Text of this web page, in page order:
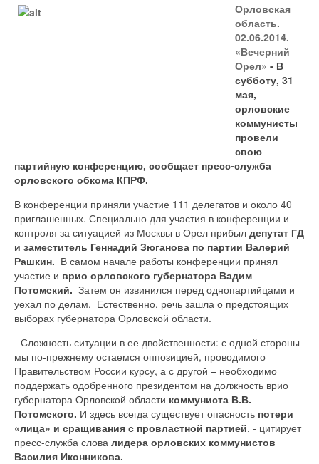
Орловская
область.
02.06.2014.
«Вечерний
Орел» - В
субботу, 31
мая,
орловские
коммунисты
провели
свою
партийную конференцию, сообщает пресс-служба
орловского обкома КПРФ.
В конференции приняли участие 111 делегатов и около 40
приглашенных. Специально для участия в конференции и
контроля за ситуацией из Москвы в Орел прибыл депутат ГД
и заместитель Геннадий Зюганова по партии Валерий
Рашкин. В самом начале работы конференции принял
участие и врио орловского губернатора Вадим
Потомский. Затем он извинился перед однопартийцами и
уехал по делам. Естественно, речь зашла о предстоящих
выборах губернатора Орловской области.
- Сложность ситуации в ее двойственности: с одной стороны
мы по-прежнему остаемся оппозицией, проводимого
Правительством России курсу, а с другой – необходимо
поддержать одобренного президентом на должность врио
губернатора Орловской области коммуниста В.В.
Потомского. И здесь всегда существует опасность потери
«лица» и сращивания с провластной партией, - цитирует
пресс-служба слова лидера орловских коммунистов
Василия Иконникова.